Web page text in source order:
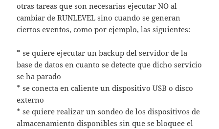
otras tareas que son necesarias ejecutar NO al
cambiar de RUNLEVEL sino cuando se generan
ciertos eventos, como por ejemplo, las siguientes:
* se quiere ejecutar un backup del servidor de la
base de datos en cuanto se detecte que dicho servicio
se ha parado
* se conecta en caliente un dispositivo USB o disco
externo
* se quiere realizar un sondeo de los dispositivos de
almacenamiento disponibles sin que se bloquee el